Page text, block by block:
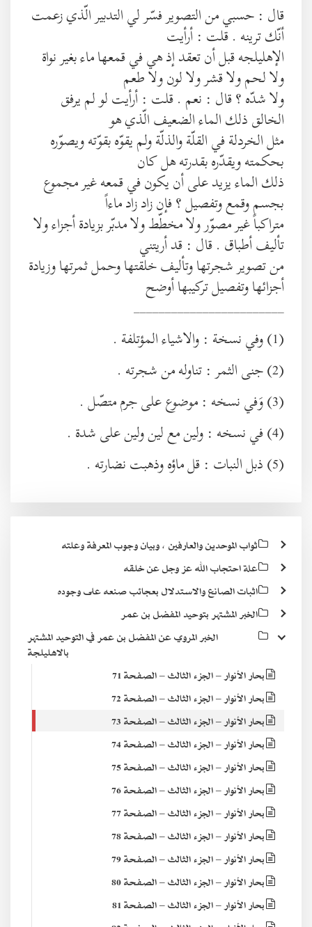
قال : حسبي من التصوير فسّر لي التدبير الّذي زعمت
أنّك ترينه . قلت : أرأيت
الإهليلجه قبل أن تعقد إذ هي في قمعها ماء بغير نواة
ولا لحم ولا قشر ولا لون ولا طعم
ولا شدّه ؟ قال : نعم . قلت : أرأيت لو لم يرفق
الخالق ذلك الماء الضعيف الّذي هو
مثل الخردلة في القلّة والذلّة ولم يقوّه بقوّته ويصوّره
بحكمته ويقدّره بقدرته هل كان
ذلك الماء يزيد على أن يكون في قمعه غير مجموع
بجسم وقمع وتفصيل ؟ فإن زاد زاد ماءاً
متراكباً غير مصوّر ولا مخطّط ولا مدبّر بزيادة أجزاء ولا
تأليف أطباق . قال : قد أريتني
من تصوير شجرتها وتأليف خلقتها وحمل ثمرتها وزيادة
أجزائها وتفصيل تركيبها أوضح
________________________
(1) وفي نسخة : والاشياء المؤتلفة .
(2) جنى الثمر : تناوله من شجرته .
(3) وَفي نسخه : موضوع على جرم متصّل .
(4) في نسخه : ولين مع لين ولين على شدة .
(5) ذبل النبات : قل ماؤه وذهبت نضارته .
ثواب الموحدين والعارفين ، وبيان وجوب المعرفة وعلته
علة احتجاب الله عز وجل عن خلقه
اثبات الصانع والاستدلال بعجائب صنعه على وجوده
الخبر المشتهر بتوحيد المفضل بن عمر
الخبر المروي عن المفضل بن عمر في التوحيد المشتهر
بالاهليلجة
بحار الأنوار – الجزء الثالث – الصفحة 71
بحار الأنوار – الجزء الثالث – الصفحة 72
بحار الأنوار – الجزء الثالث – الصفحة 73
بحار الأنوار – الجزء الثالث – الصفحة 74
بحار الأنوار – الجزء الثالث – الصفحة 75
بحار الأنوار – الجزء الثالث – الصفحة 76
بحار الأنوار – الجزء الثالث – الصفحة 77
بحار الأنوار – الجزء الثالث – الصفحة 78
بحار الأنوار – الجزء الثالث – الصفحة 79
بحار الأنوار – الجزء الثالث – الصفحة 80
بحار الأنوار – الجزء الثالث – الصفحة 81